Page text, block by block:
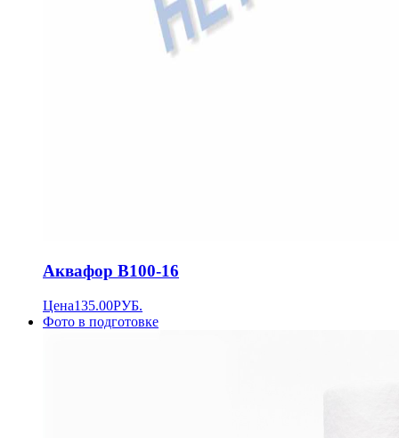
Аквафор B100-16
Цена135.00РУБ.
Фото в подготовке